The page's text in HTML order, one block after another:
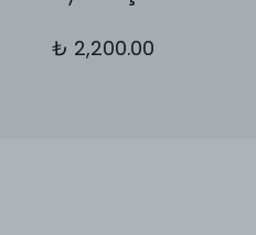
₺ 2,200.00